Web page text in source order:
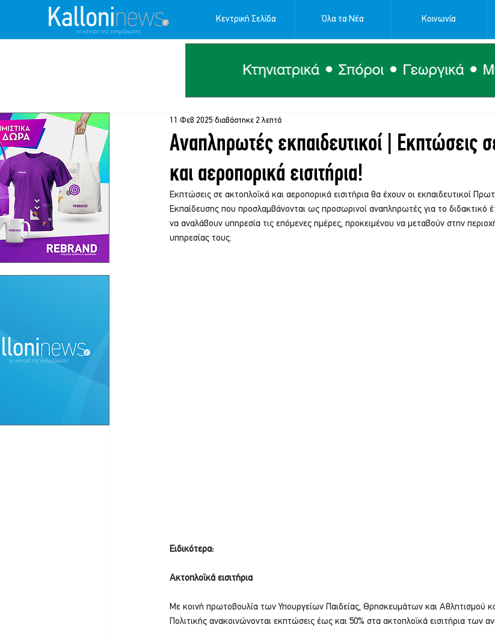
Κεντρική Σελίδα Όλα τα Νέα Κοινωνία
Αναπληρωτές εκπαιδευτικοί | Εκπτώσεις
και αεροπορικά εισιτήρια!
11 Φεβ 2025 διαβάστηκε 2 λεπτά
Εκπτώσεις σε ακτοπλοϊκά και αεροπορικά εισιτήρια θα έχουν οι εκπαιδευτικοί
Εκπαίδευσης που προσλαμβάνονται ως προσωρινοί αναπληρωτές για το διδακτικό
να αναλάβουν υπηρεσία τις επόμενες ημέρες, προκειμένου να μεταβούν στην
υπηρεσίας τους.
Ειδικότερα:
Ακτοπλοϊκά εισιτήρια
Με κοινή πρωτοβουλία των Υπουργείων Παιδείας, Θρησκευμάτων και Αθλητισμού
Πολιτικής ανακοινώνονται εκπτώσεις έως και 50% στα ακτοπλοϊκά εισιτήρια των